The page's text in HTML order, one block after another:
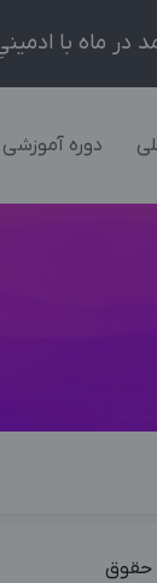
دوره آموزشی
حقوق